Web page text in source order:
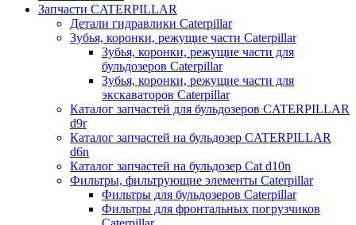
Запчасти CATERPILLAR
Детали гидравлики Caterpillar
Зубья, коронки, режущие части Caterpillar
Зубья, коронки, режущие части для
бульдозеров Caterpillar
Зубья, коронки, режущие части для
экскаваторов Caterpillar
Каталог запчастей для бульдозеров CATERPILLAR
d9r
Каталог запчастей на бульдозер CATERPILLAR
d6n
Каталог запчастей на бульдозер Сat d10n
Фильтры, фильтрующие элементы Caterpillar
Фильтры для бульдозеров Caterpillar
Фильтры для фронтальных погрузчиков